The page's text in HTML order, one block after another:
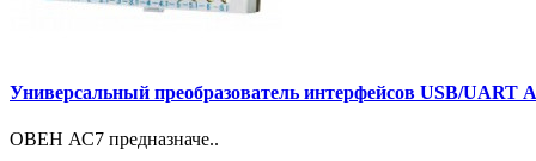
Универсальный преобразователь интерфейсов USB/UART
ОВЕН АС7 предназначе..